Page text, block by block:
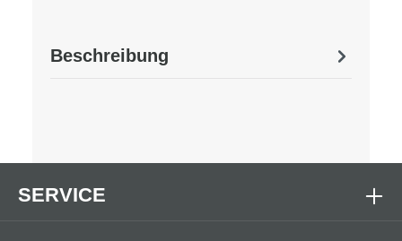
Beschreibung
SERVICE